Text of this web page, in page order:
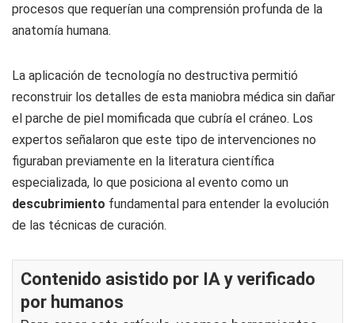
procesos que requerían una comprensión profunda de la
anatomía humana.
La aplicación de tecnología no destructiva permitió
reconstruir los detalles de esta maniobra médica sin dañar
el parche de piel momificada que cubría el cráneo. Los
expertos señalaron que este tipo de intervenciones no
figuraban previamente en la literatura científica
especializada, lo que posiciona al evento como un
descubrimiento fundamental para entender la evolución
de las técnicas de curación.
Contenido asistido por IA y verificado
por humanos